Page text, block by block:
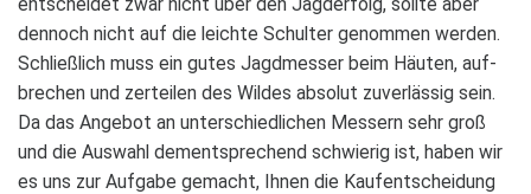
den­noch nicht auf die leichte Schul­ter genom­men wer­den.
Schließ­lich muss ein gutes Jagd­mes­ser beim Häu­ten, auf­
bre­chen und zer­tei­len des Wil­des abso­lut zuver­läs­sig sein.
Da das Ange­bot an unter­schied­li­chen Mes­sern sehr groß
und die Aus­wahl dem­entspre­chend schwie­rig ist, haben wir
es uns zur Auf­gabe gemacht, Ihnen die Kauf­ent­schei­dung